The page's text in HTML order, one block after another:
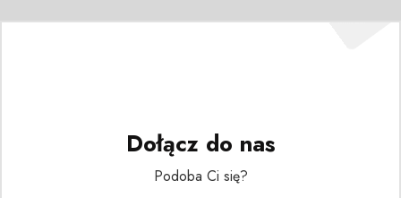
Dołącz do nas
Podoba Ci się?